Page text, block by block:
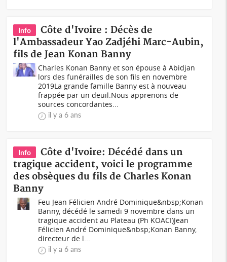
Info
Côte d'Ivoire : Décès de
l'Ambassadeur Yao Zadjéhi Marc-Aubin,
fils de Jean Konan Banny
Charles Konan Banny et son épouse à Abidjan
lors des funérailles de son fils en novembre
2019La grande famille Banny est à nouveau
frappée par un deuil.Nous apprenons de
sources concordantes...
il y a 6 ans
Info
Côte d'Ivoire: Décédé dans un
tragique accident, voici le programme
des obsèques du fils de Charles Konan
Banny
Feu Jean Félicien André Dominique&nbsp;Konan
Banny, décédé le samedi 9 novembre dans un
tragique accident au Plateau (Ph KOACI) Jean
Félicien André Dominique&nbsp;Konan Banny,
directeur de l...
il y a 6 ans